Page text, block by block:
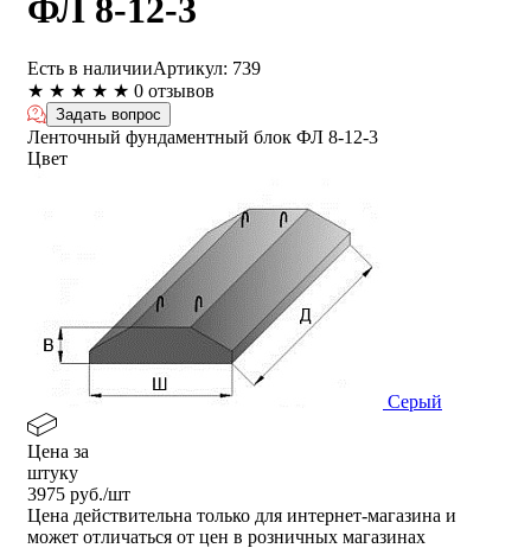
ФЛ 8-12-3
Есть в наличииАртикул: 739
★ ★ ★ ★ ★ 0 отзывов
Задать вопрос
Ленточный фундаментный блок ФЛ 8-12-3
Цвет
Серый
Цена за
штуку
3975 руб./шт
Цена действительна только для интернет-магазина и
может отличаться от цен в розничных магазинах